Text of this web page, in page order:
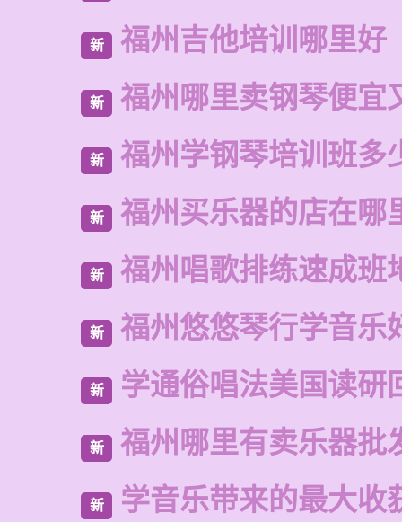
新 福州吉他培训哪里好
新 福州哪里卖钢琴便宜
新 福州学钢琴培训班多
新 福州买乐器的店在哪
新 福州唱歌排练速成班
新 福州悠悠琴行学音乐
新 学通俗唱法美国读研
新 福州哪里有卖乐器批
新 学音乐带来的最大收